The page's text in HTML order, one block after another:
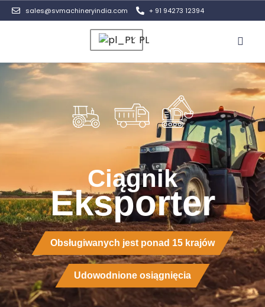
sales@svmachineryindia.com + 91 94273 12394
PL
Ciągnik
Eksporter
Obsługiwanych jest ponad 15 krajów
Udowodnione osiągnięcia